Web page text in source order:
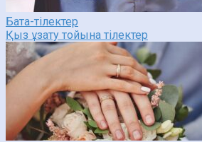
Бата-тілектер
Қыз ұзату тойына тілектер